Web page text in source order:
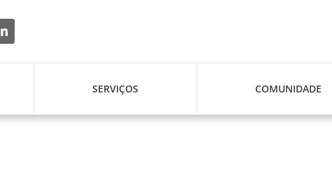
SERVIÇOS COMUNIDADE